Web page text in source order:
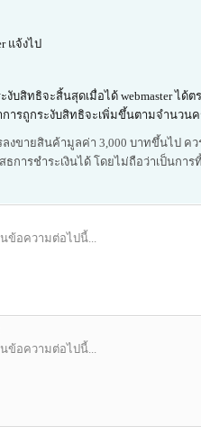
แจ้งไป
งับสิทธิจะสิ้นสุดเมื่อได้ webmaster ไ
การถูกระงับสิทธิจะเพิ่มขึ้นตามจำนวน
ลงขายสินค้ามูลค่า 3,000 บาทขึ้นไป คว
การชำระเงินได้ โดยไม่ถือว่าเป็นการ
นข้อความต่อไปนี้...
นข้อความต่อไปนี้...